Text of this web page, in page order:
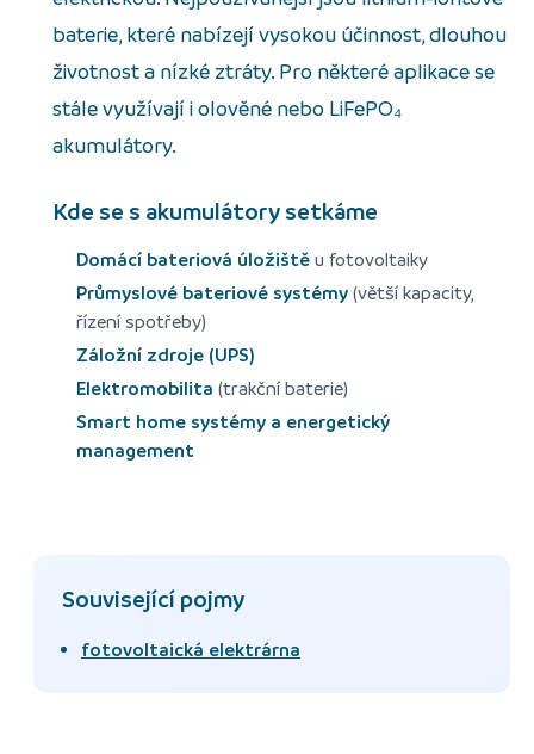
baterie, které nabízejí vysokou účinnost, dlouhou
životnost a nízké ztráty. Pro některé aplikace se
stále využívají i olověné nebo LiFePO₄
akumulátory.
Kde se s akumulátory setkáme
Domácí bateriová úložiště u fotovoltaiky
Průmyslové bateriové systémy (větší kapacity,
řízení spotřeby)
Záložní zdroje (UPS)
Elektromobilita (trakční baterie)
Smart home systémy a energetický
management
Související pojmy
fotovoltaická elektrárna